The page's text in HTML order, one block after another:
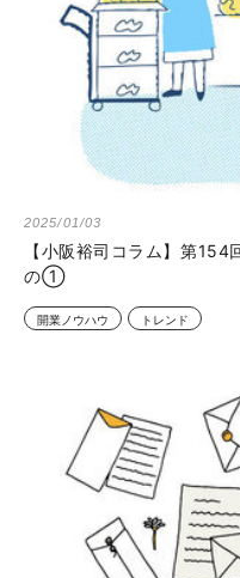
2025/01/03
【小阪裕司コラム】第
の①
開業ノウハウ トレンド